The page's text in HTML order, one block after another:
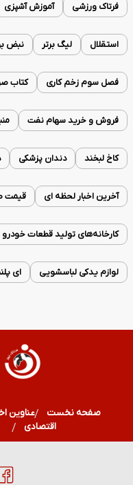
فرتاک ورزشی آموزش آشپزی
استقلال لیگ برتر نبض
فصل سوم زخم کاری کتاب
فروش و خرید سهام نفت
کاخ لبخند دندان پزشکی
آخرین اخبار لحظه ای قیمت
کارخانه‌های تولید قطعات خودرو
لوازم یدکی لباسشویی ای
صفحه نخست عناوین
اقتصادی